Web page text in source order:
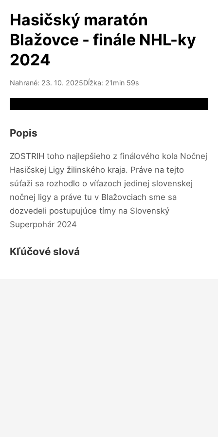
Hasičský maratón
Blažovce - finále NHL-ky
2024
Nahrané: 23. 10. 2025Dĺžka: 21min 59s
Popis
ZOSTRIH toho najlepšieho z finálového kola Nočnej
Hasičskej Ligy žilinského kraja. Práve na tejto
súťaži sa rozhodlo o víťazoch jedinej slovenskej
nočnej ligy a práve tu v Blažovciach sme sa
dozvedeli postupujúce tímy na Slovenský
Superpohár 2024
Kľúčové slová